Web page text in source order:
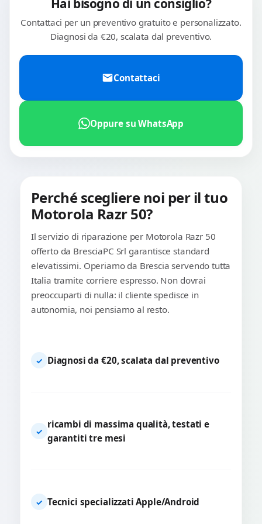
Hai bisogno di un consiglio?
Contattaci per un preventivo gratuito e personalizzato.
Diagnosi da €20, scalata dal preventivo.
Contattaci
Oppure su WhatsApp
Perché scegliere noi per il tuo
Motorola Razr 50?
Il servizio di riparazione per Motorola Razr 50
offerto da BresciaPC Srl garantisce standard
elevatissimi. Operiamo da Brescia servendo tutta
Italia tramite corriere espresso. Non dovrai
preoccuparti di nulla: il cliente spedisce in
autonomia, noi pensiamo al resto.
✓ Diagnosi da €20, scalata dal preventivo
✓
ricambi di massima qualità, testati e
garantiti tre mesi
✓ Tecnici specializzati Apple/Android